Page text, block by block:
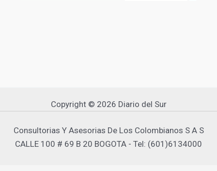
Copyright © 2026 Diario del Sur
Consultorias Y Asesorias De Los Colombianos S A S
CALLE 100 # 69 B 20 BOGOTA - Tel: (601)6134000